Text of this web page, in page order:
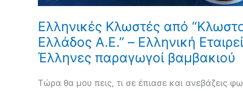
Ελληνικές Κλωστές από
Ελλάδος Α.E.” – Ελληνική
Έλληνες παραγωγοί βαμβακιού
Τώρα θα μου πεις, τι σε έπιασε και ανεβάζεις